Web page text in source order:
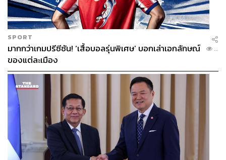
SPORT
มากกว่าเกมปรีซีซัน! ‘เสื้อบอลรุ่นพิเศษ’ บอกเล่าเอกลักษณ์
ของแต่ละเมือง
...